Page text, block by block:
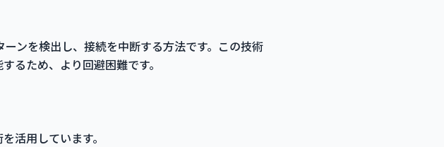
ンを検出し、接続を中断する方法です。この技術
るため、より回避困難です。
活用しています。